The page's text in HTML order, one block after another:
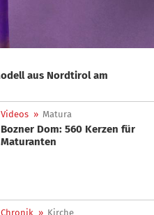
Videos » Matura
Bozner Dom: 560 Kerzen für
Maturanten
Chronik » Kirche